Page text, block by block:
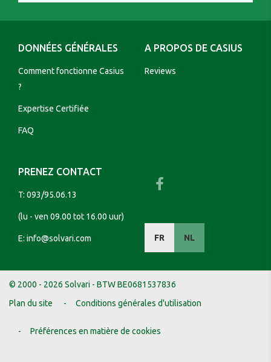
DONNÉES GÉNÉRALES
Comment fonctionne Casius
?
Expertise Certifiée
FAQ
A PROPOS DE CASIUS
Reviews
PRENEZ CONTACT
T: 093/95.06.13
(lu - ven 09.00 tot 16.00 uur)
E: info@solvari.com FR NL
© 2000 - 2026 Solvari - BTW BE0681537836
Plan du site
Conditions générales d'utilisation
Préférences en matière de cookies